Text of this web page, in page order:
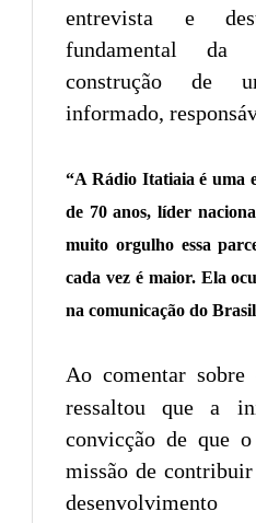
entrevista e
fundamental da
construção de
informado,
“A Rádio Itatiaia é uma
de 70 anos, líder
muito orgulho essa
cada vez é maior. Ela
na comunicação do
Ao comentar
ressaltou que a
convicção de que
missão de